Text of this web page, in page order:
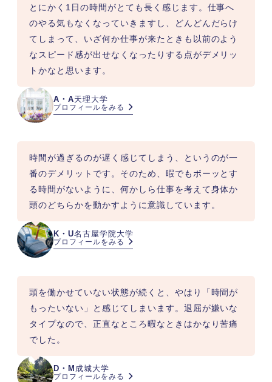
A・A天理大学
プロフィールをみる
とにかく1日の時間がとても長く感じます。仕事へ
のやる気もなくなっていきますし、どんどんだらけ
てしまって、いざ何か仕事が来たときも以前のよう
なスピード感が出せなくなったりする点がデメリッ
トかなと思います。
K・U名古屋学院大学
プロフィールをみる
時間が過ぎるのが遅く感じてしまう、というのが一
番のデメリットです。そのため、暇でもボーッとす
る時間がないように、何かしら仕事を考えて身体か
頭のどちらかを動かすように意識しています。
D・M 成城大学
プロフィールをみる
頭を働かせていない状態が続くと、やはり「時間が
もったいない」と感じてしまいます。退屈が嫌いな
タイプなので、正直なところ暇なときはかなり苦痛
でした。